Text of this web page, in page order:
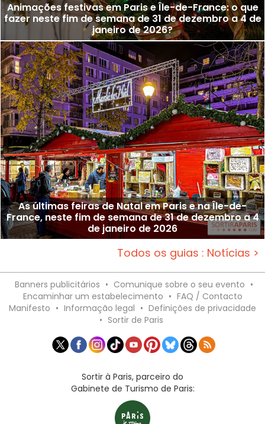
Animações festivas em Paris e Île-de-France: o que
fazer neste fim de semana de 31 de dezembro a 4 de
janeiro de 2026?
As últimas feiras de Natal em Paris e na Île-de-
France, neste fim de semana de 31 de dezembro a 4
de janeiro de 2026
Todos os guias : Notícias >
Banners publicitários • Comunique sobre o seu evento •
Encaminhar um estabelecimento • FAQ / Contacto
Manifesto • Informação legal • Definições de privacidade
• Sortir de Paris
Sortir à Paris, parceiro do
Gabinete de Turismo de Paris: